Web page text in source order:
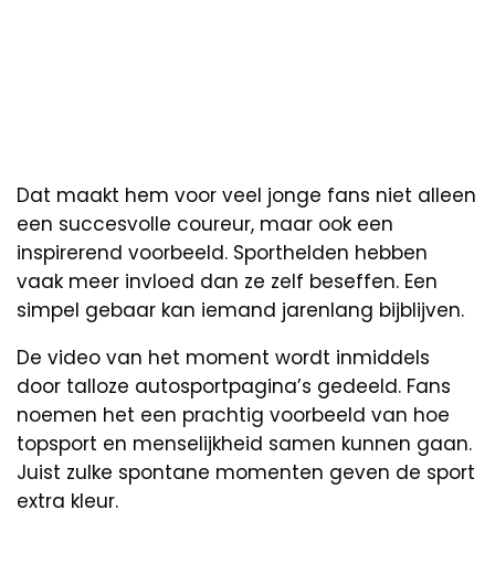
Dat maakt hem voor veel jonge fans niet alleen
een succesvolle coureur, maar ook een
inspirerend voorbeeld. Sporthelden hebben
vaak meer invloed dan ze zelf beseffen. Een
simpel gebaar kan iemand jarenlang bijblijven.
De video van het moment wordt inmiddels
door talloze autosportpagina’s gedeeld. Fans
noemen het een prachtig voorbeeld van hoe
topsport en menselijkheid samen kunnen gaan.
Juist zulke spontane momenten geven de sport
extra kleur.